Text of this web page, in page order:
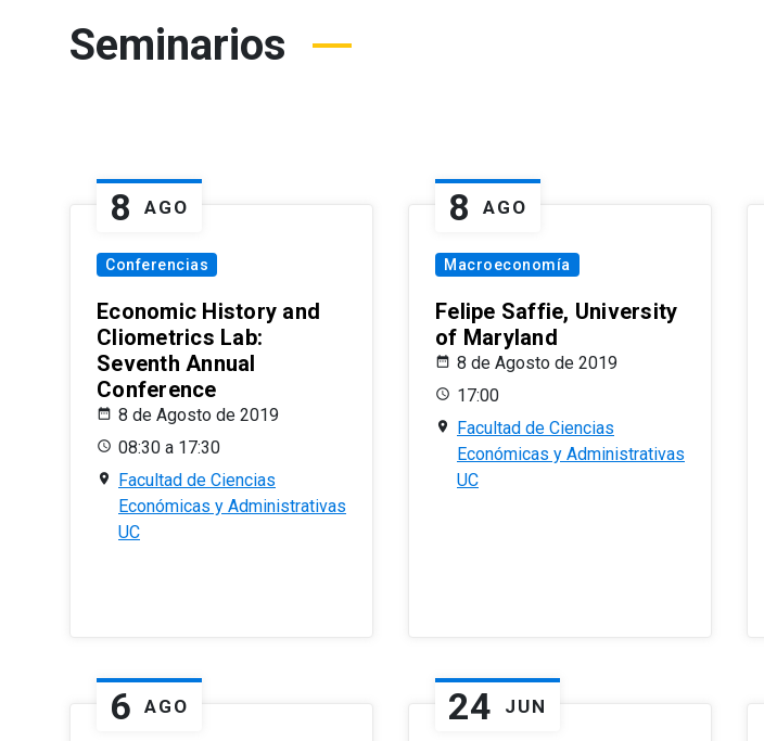
Seminarios
8 AGO
Conferencias
Economic History and
Cliometrics Lab:
Seventh Annual
Conference
8 de Agosto de 2019
08:30 a 17:30
Facultad de Ciencias
Económicas y Administrativas
UC
8 AGO
Macroeconomía
Felipe Saffie, University
of Maryland
8 de Agosto de 2019
17:00
Facultad de Ciencias
Económicas y Administrativas
UC
6 AGO 24 JUN